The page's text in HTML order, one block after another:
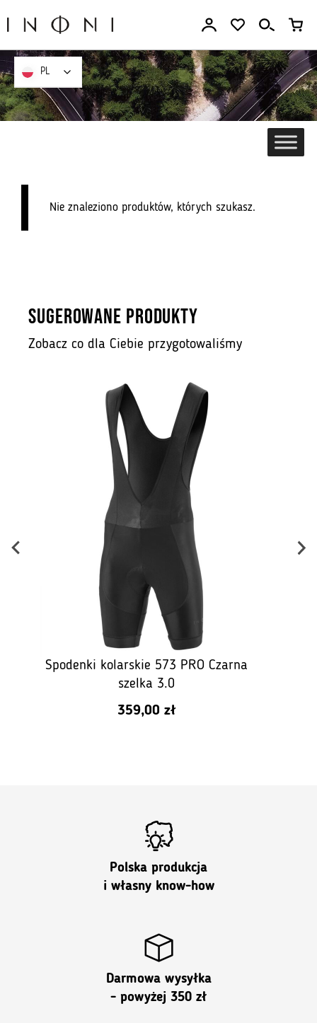
Nie znaleziono produktów, których szukasz.
SUGEROWANE PRODUKTY
Zobacz co dla Ciebie przygotowaliśmy
Spodenki kolarskie 573 PRO Czarna
szelka 3.0
359,00 zł
Polska produkcja
i własny know-how
Darmowa wysyłka
- powyżej 350 zł
PL
PL